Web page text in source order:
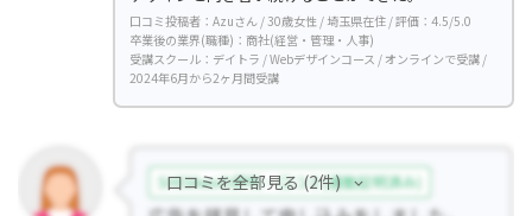
口コミ投稿者：Azuさん / 30歳女性 / 埼玉県在住 / 評価：4.5/5.0
卒業後の業界(職種)：商社(経営・管理・人事)
受講スクール：デイトラ / Webデザインコース / オンラインで受講 /
2024年6月から2ヶ月間受講
口コミを全部見る (2件)